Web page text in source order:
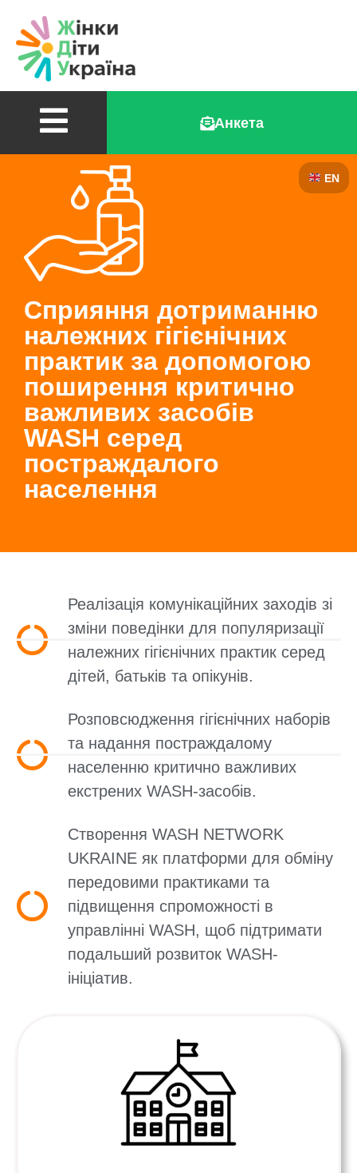
Анкета
EN
Сприяння дотриманню
належних гігієнічних
практик за допомогою
поширення критично
важливих засобів
WASH серед
постраждалого
населення
Реалізація комунікаційних заходів зі
зміни поведінки для популяризації
належних гігієнічних практик серед
дітей, батьків та опікунів.
Розповсюдження гігієнічних наборів
та надання постраждалому
населенню критично важливих
екстрених WASH-засобів.
Створення WASH NETWORK
UKRAINE як платформи для обміну
передовими практиками та
підвищення спроможності в
управлінні WASH, щоб підтримати
подальший розвиток WASH-
ініціатив.